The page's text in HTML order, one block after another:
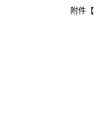
附件【